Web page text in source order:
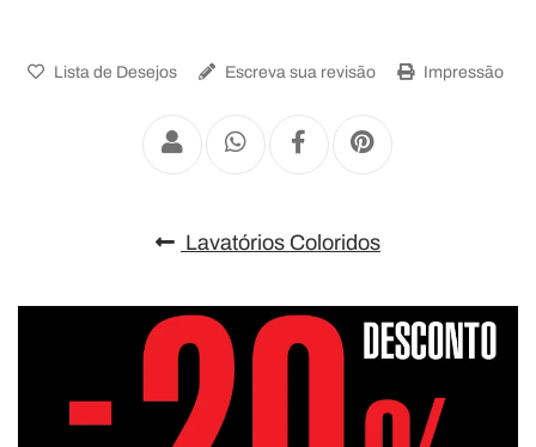
Lista de Desejos Escreva sua revisão Impressão
Lavatórios Coloridos